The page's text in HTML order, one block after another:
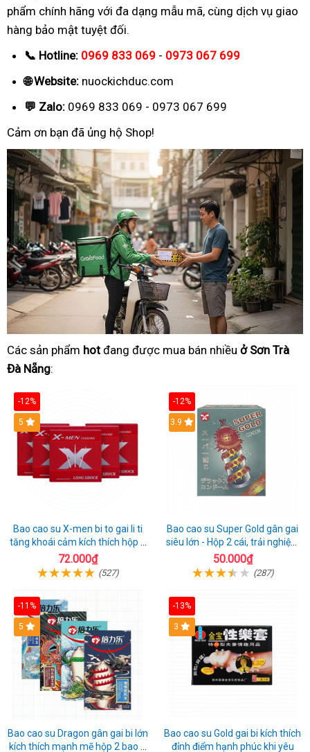
phẩm chính hãng với đa dạng mẫu mã, cùng dịch vụ giao
hàng bảo mật tuyệt đối.
📞 Hotline: 0969 833 069 - 0973 067 699
🌐 Website: nuockichduc.com
💬 Zalo: 0969 833 069 - 0973 067 699
Cảm ơn bạn đã ủng hộ Shop!
Các sản phẩm hot đang được mua bán nhiều ở Sơn Trà
Đà Nẵng:
-12%
Hot
5
Bao cao su X-men bi to gai li ti
tăng khoái cảm kích thích hộp 1
cái
72.000₫
(527)
-12%
3.9
Bao cao su Super Gold gân gai
siêu lớn - Hộp 2 cái, trải nghiệm
mới lạ
50.000₫
(287)
-11%
Hot
5
Bao cao su Dragon gân gai bi lớn
kích thích mạnh mẽ hộp 2 bao +
-13%
3
Bao cao su Gold gai bi kích thích
đỉnh điểm hạnh phúc khi yêu